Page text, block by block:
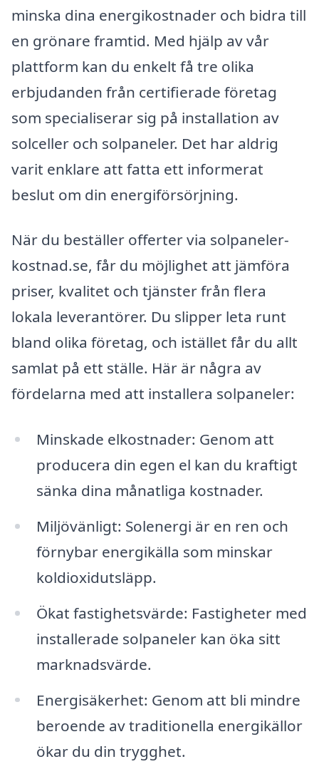
minska dina energikostnader och bidra till
en grönare framtid. Med hjälp av vår
plattform kan du enkelt få tre olika
erbjudanden från certifierade företag
som specialiserar sig på installation av
solceller och solpaneler. Det har aldrig
varit enklare att fatta ett informerat
beslut om din energiförsörjning.
När du beställer offerter via solpaneler-
kostnad.se, får du möjlighet att jämföra
priser, kvalitet och tjänster från flera
lokala leverantörer. Du slipper leta runt
bland olika företag, och istället får du allt
samlat på ett ställe. Här är några av
fördelarna med att installera solpaneler:
Minskade elkostnader: Genom att
producera din egen el kan du kraftigt
sänka dina månatliga kostnader.
Miljövänligt: Solenergi är en ren och
förnybar energikälla som minskar
koldioxidutsläpp.
Ökat fastighetsvärde: Fastigheter med
installerade solpaneler kan öka sitt
marknadsvärde.
Energisäkerhet: Genom att bli mindre
beroende av traditionella energikällor
ökar du din trygghet.